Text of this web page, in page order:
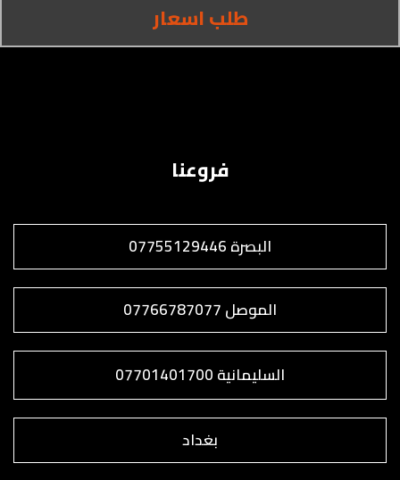
طلب اسعار
فروعنا
البصرة 07755129446
الموصل 07766787077
السليمانية 07701401700
بغداد